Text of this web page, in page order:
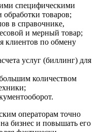
специфическими
обработки товаров;
в справочнике,
и мерный товар;
клиентов по обмену
услуг (биллинг) для
количеством
операторам точно
бизнес и повышать его